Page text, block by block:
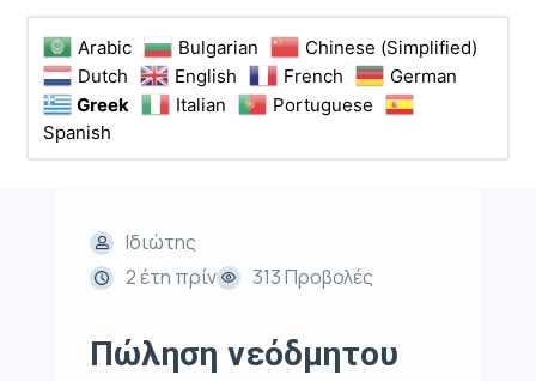
Arabic Bulgarian
Chinese (Simplified)
Dutch
English French
German
Greek
Italian
Portuguese
Spanish
Ιδιώτης
2 έτη πρίν
313 Προβολές
Πώληση νεόδμητου